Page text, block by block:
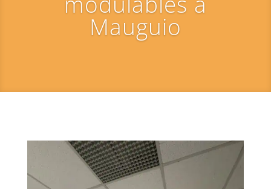
Mauguio